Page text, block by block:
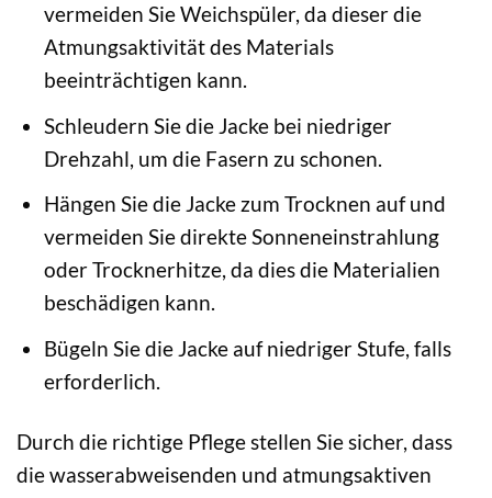
vermeiden Sie Weichspüler, da dieser die
Atmungsaktivität des Materials
beeinträchtigen kann.
Schleudern Sie die Jacke bei niedriger
Drehzahl, um die Fasern zu schonen.
Hängen Sie die Jacke zum Trocknen auf und
vermeiden Sie direkte Sonneneinstrahlung
oder Trocknerhitze, da dies die Materialien
beschädigen kann.
Bügeln Sie die Jacke auf niedriger Stufe, falls
erforderlich.
Durch die richtige Pflege stellen Sie sicher, dass
die wasserabweisenden und atmungsaktiven